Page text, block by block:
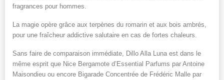
fragrances pour hommes.
La magie opère grâce aux terpènes du romarin et aux bois ambrés,
pour une fraîcheur addictive salutaire en cas de fortes chaleurs.
Sans faire de comparaison immédiate, Dillo Alla Luna est dans le
même esprit que Nice Bergamote d’Essential Parfums par Antoine
Maisondieu ou encore Bigarade Concentrée de Frédéric Malle par